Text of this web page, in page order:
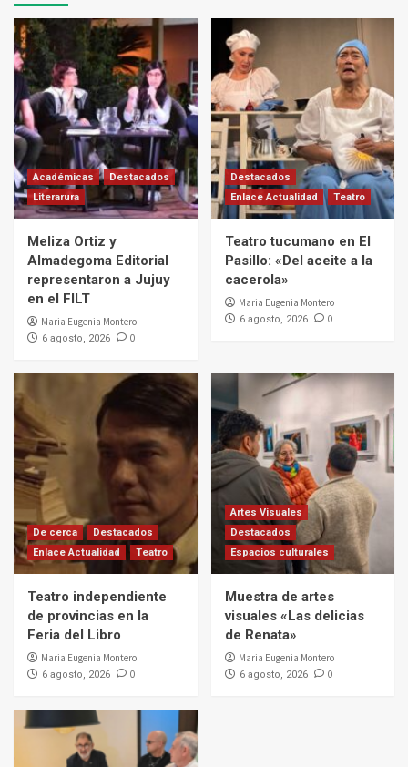
Académicas
Destacados
Literarura
Meliza Ortiz y
Almadegoma Editorial
representaron a Jujuy
en el FILT
Maria Eugenia Montero
6 agosto, 2026 0
Destacados
Enlace Actualidad
Teatro
Teatro tucumano en El
Pasillo: «Del aceite a la
cacerola»
Maria Eugenia Montero
6 agosto, 2026 0
De cerca
Destacados
Enlace Actualidad
Teatro
Teatro independiente
de provincias en la
Feria del Libro
Maria Eugenia Montero
6 agosto, 2026 0
Artes Visuales
Destacados
Espacios culturales
Muestra de artes
visuales «Las delicias
de Renata»
Maria Eugenia Montero
6 agosto, 2026 0